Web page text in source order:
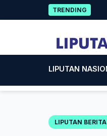
to
TRENDING
LIPUTAN
LIPUTAN BERITA